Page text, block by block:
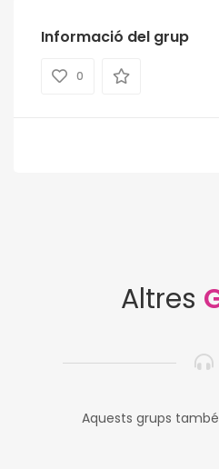
Informació del grup
0
Altres
Aquests grups